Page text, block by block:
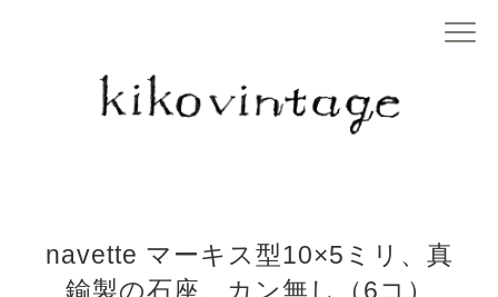
navette マーキス型10×5ミリ、真
鍮製の石座、カン無し（6コ）